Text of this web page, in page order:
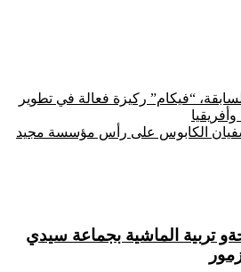
“فيكام” ركيزة فعالة في تطوير
سفيان الكابوس على رأس مؤسسة مجيد
تربية الماشية بجماعة سيدي